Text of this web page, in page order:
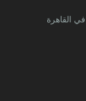
القاهرة